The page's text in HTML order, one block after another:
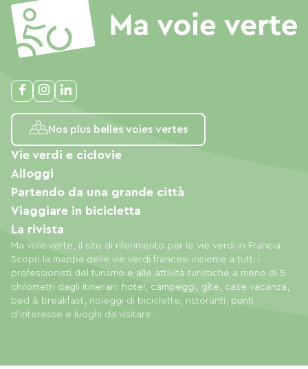
Nos plus belles voies vertes
Ma voie verte, il sito di riferimento per le vie verdi in Francia.
Scopri la mappa delle vie verdi francesi insieme a tutti i
professionisti del turismo e alle attività turistiche a meno di 5
chilometri dagli itinerari: hotel, campeggi, gîte, case vacanza,
bed & breakfast, noleggi di biciclette, ristoranti, punti
d'interesse e luoghi da visitare.
Vie verdi e ciclovie
Alloggi
Partendo da una grande città
Viaggiare in bicicletta
La rivista